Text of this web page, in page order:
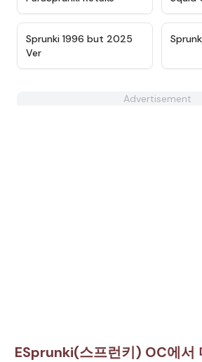
★
Sprunki 1996 but 2025
Ver
Advertisement
ESprunki(스프런키) OC에서